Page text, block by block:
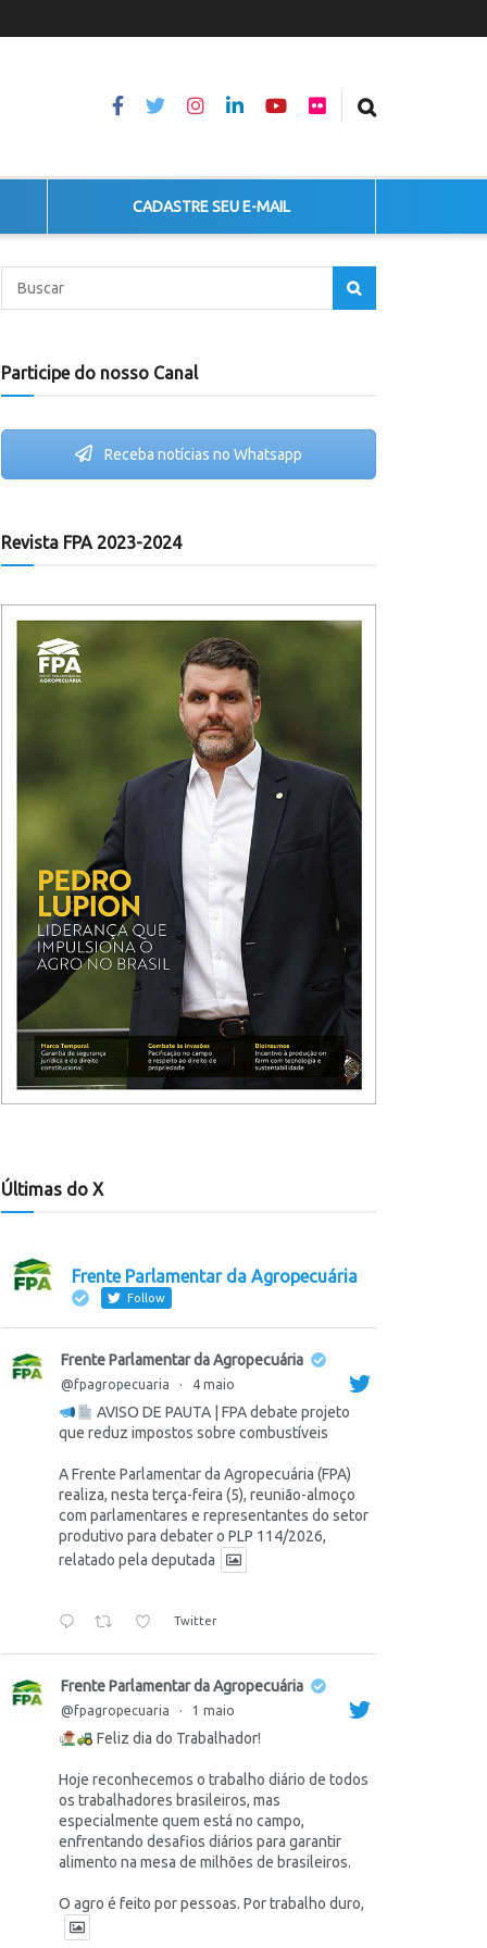
CADASTRE SEU E-MAIL
Participe do nosso Canal
Receba notícias no Whatsapp
Revista FPA 2023-2024
Últimas do X
Frente Parlamentar da Agropecuária
Follow
Frente Parlamentar da Agropecuária
@fpagropecuaria · 4 maio
AVISO DE PAUTA | FPA debate projeto
que reduz impostos sobre combustíveis
A Frente Parlamentar da Agropecuária (FPA)
realiza, nesta terça-feira (5), reunião-almoço
com parlamentares e representantes do setor
produtivo para debater o PLP 114/2026,
relatado pela deputada
Twitter
Frente Parlamentar da Agropecuária
@fpagropecuaria · 1 maio
Feliz dia do Trabalhador!
Hoje reconhecemos o trabalho diário de todos
os trabalhadores brasileiros, mas
especialmente quem está no campo,
enfrentando desafios diários para garantir
alimento na mesa de milhões de brasileiros.
O agro é feito por pessoas. Por trabalho duro,